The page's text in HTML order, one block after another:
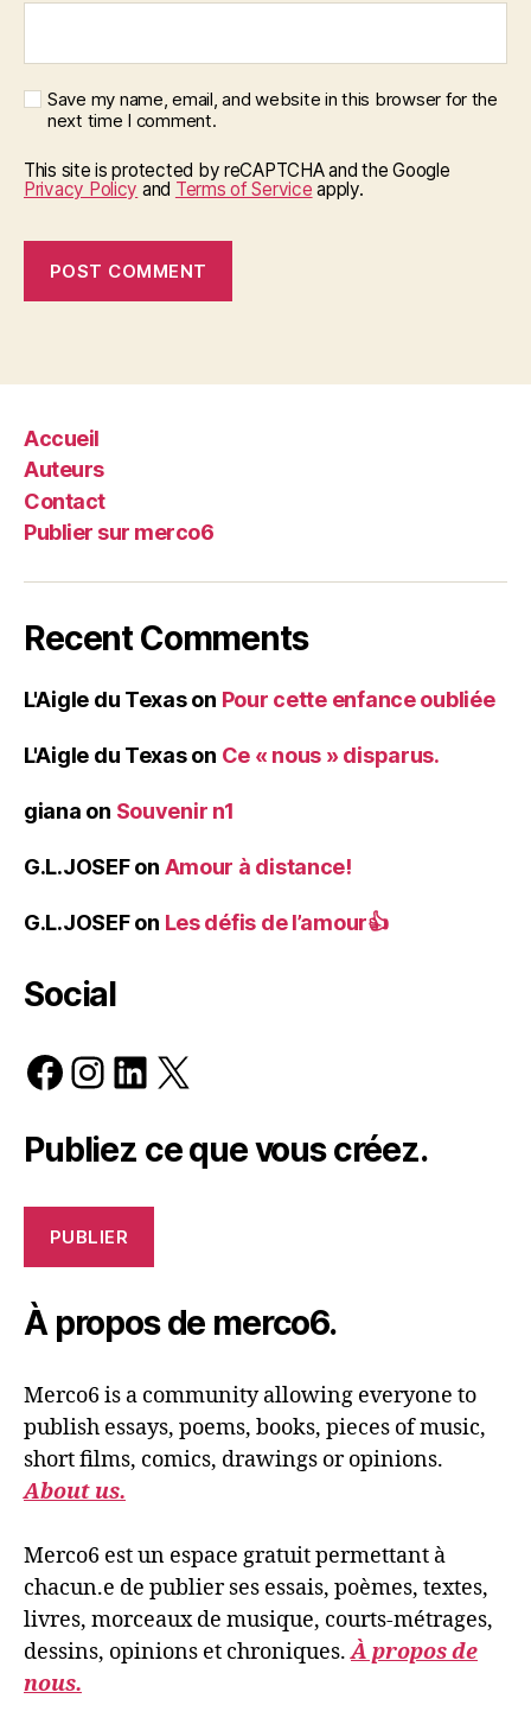
Save my name, email, and website in this browser for the
next time I comment.
This site is protected by reCAPTCHA and the Google
Privacy Policy and Terms of Service apply.
Accueil
Auteurs
Contact
Publier sur merco6
Recent Comments
L'Aigle du Texason Pour cette enfance oubliée
L'Aigle du Texason Ce « nous » disparus.
giana on Souvenir n1
G.L.JOSEFon Amour à distance!
G.L.JOSEFon Les défis de l’amour👍
Social
Facebook
Instagram
LinkedIn
X
Publiez ce que vous créez.
PUBLIER
À propos de merco6.
Merco6 is a community allowing everyone to
publish essays, poems, books, pieces of music,
short films, comics, drawings or opinions.
About us.
Merco6 est un espace gratuit permettant à
chacun.e de publier ses essais, poèmes, textes,
livres, morceaux de musique, courts-métrages,
dessins, opinions et chroniques.À propos de
nous.